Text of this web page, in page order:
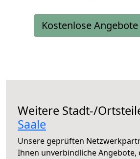
Kostenlose
Weitere Stadt-/
Saale
Unsere geprüften
Ihnen unverbindliche Angebote,